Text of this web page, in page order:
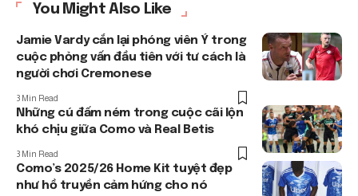
You Might Also Like
Jamie Vardy cắn lại phóng viên Ý trong
cuộc phỏng vấn đầu tiên với tư cách là
người chơi Cremonese
3 Min Read
Những cú đấm ném trong cuộc cãi lộn
khó chịu giữa Como và Real Betis
3 Min Read
Como’s 2025/26 Home Kit tuyệt đẹp
như hồ truyền cảm hứng cho nó